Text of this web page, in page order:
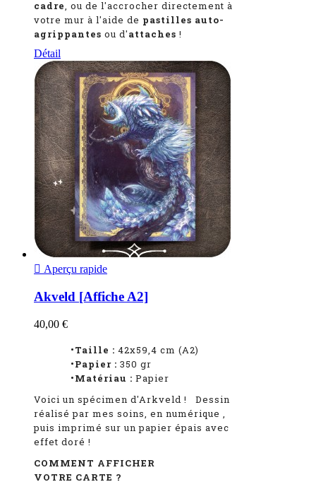
cadre , ou de l'accrocher directement à
votre mur à l'aide de pastilles auto-
agrippantes ou d'attaches !
Détail
 Aperçu rapide
Akveld [Affiche A2]
40,00 €
•Taille : 42x59,4 cm (A2)
•Papier : 350 gr
•Matériau : Papier
Voici un spécimen d'Arkveld !
Dessin
réalisé par mes soins, en numérique ,
puis imprimé sur un papier épais avec
effet doré !
COMMENT AFFICHER
VOTRE CARTE ?